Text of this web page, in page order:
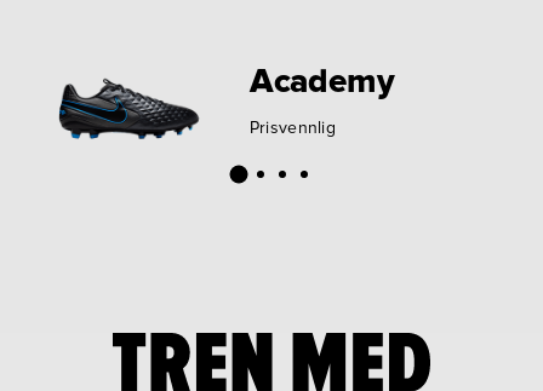
Academy
Prisvennlig